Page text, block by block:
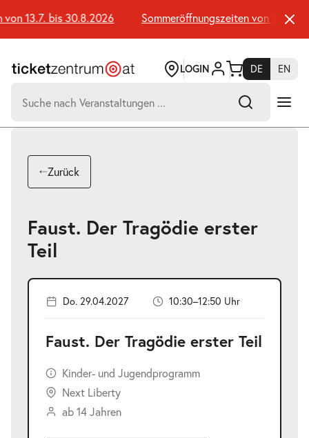
Seiteninhalt
springen
13.7. bis 30.8.2026 Sommeröffnungszeiten von 13.7. bis
LOGIN DE
EN
nach:
Suchtreffer:
Zurück
Faust. Der Tragödie erster
Teil
Do. 29.04.2027 10:30–12:50 Uhr
Faust. Der Tragödie erster Teil
Kinder- und Jugendprogramm
Next Liberty
ab 14 Jahren